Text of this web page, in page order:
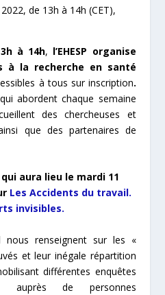
de 13h à 14h (CET),
à 14h, l’EHESP organise
à la recherche en santé
à tous sur inscription.
abordent chaque semaine
des chercheuses et
que des partenaires de
aura lieu le mardi 11
Les Accidents du travail.
invisibles.
nous renseignent sur les «
et leur inégale répartition
différentes enquêtes
auprès de personnes